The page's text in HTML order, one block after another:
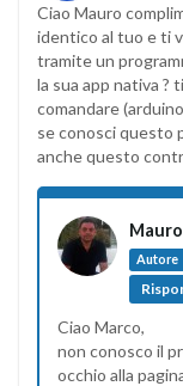
Ciao Mauro
identico al tuo e ti
tramite un
la sua app nativa ?
comandare
se conosci questo
anche questo
Autore
Ciao Marco,
non conosco il
occhio alla